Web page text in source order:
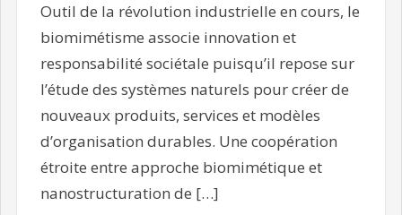
Outil de la révolution industrielle en cours, le
biomimétisme associe innovation et
responsabilité sociétale puisqu’il repose sur
l’étude des systèmes naturels pour créer de
nouveaux produits, services et modèles
d’organisation durables. Une coopération
étroite entre approche biomimétique et
nanostructuration de […]